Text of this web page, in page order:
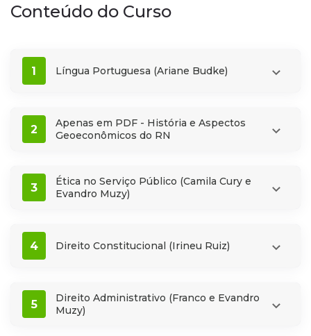
Conteúdo do Curso
1 Língua Portuguesa (Ariane Budke)
2
Apenas em PDF - História e Aspectos
Geoeconômicos do RN
3
Ética no Serviço Público (Camila Cury e
Evandro Muzy)
4 Direito Constitucional (Irineu Ruiz)
5
Direito Administrativo (Franco e Evandro
Muzy)